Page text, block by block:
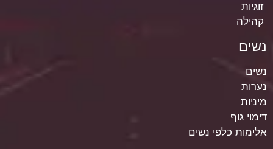
זוגיות
קהילה
נשים
נשים
נערות
מיניות
דימוי גוף
אלימות כלפי נשים